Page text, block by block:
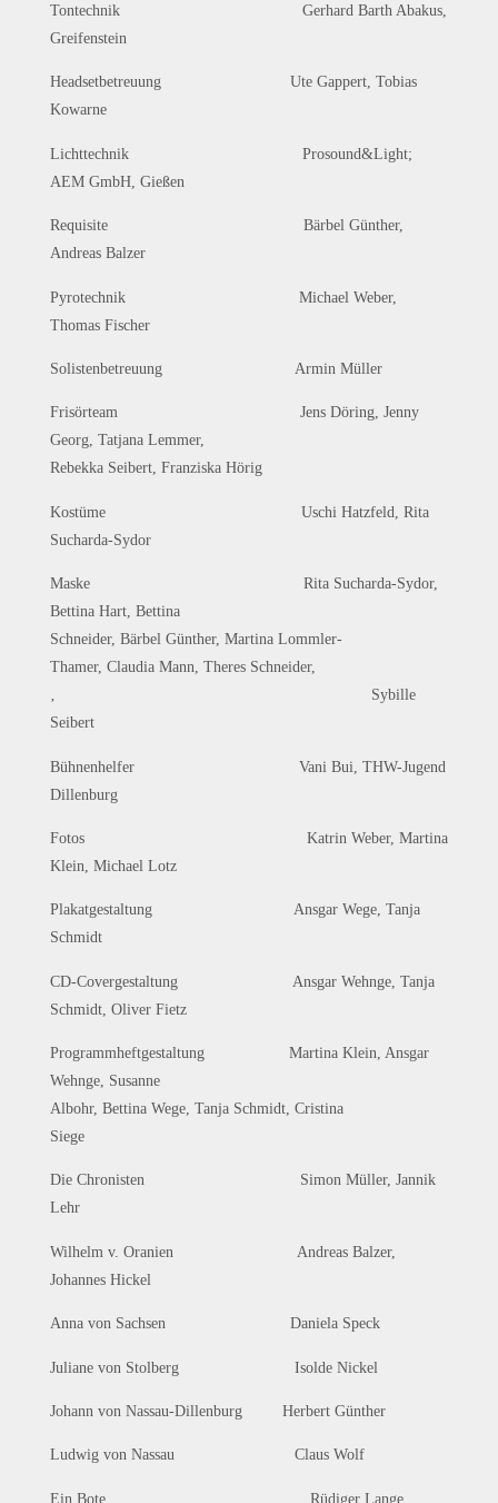
Tontechnik Gerhard Barth Abakus,
Greifenstein
Headsetbetreuung Ute Gappert, Tobias
Kowarne
Lichttechnik Prosound&Light;
AEM GmbH, Gießen
Requisite Bärbel Günther,
Andreas Balzer
Pyrotechnik Michael Weber,
Thomas Fischer
Solistenbetreuung Armin Müller
Frisörteam Jens Döring, Jenny
Georg, Tatjana Lemmer,
Rebekka Seibert, Franziska Hörig
Kostüme Uschi Hatzfeld, Rita
Sucharda-Sydor
Maske Rita Sucharda-Sydor,
Bettina Hart, Bettina
Schneider, Bärbel Günther, Martina Lommler-
Thamer, Claudia Mann, Theres Schneider,
‚ Sybille
Seibert
Bühnenhelfer Vani Bui, THW-Jugend
Dillenburg
Fotos Katrin Weber, Martina
Klein, Michael Lotz
Plakatgestaltung Ansgar Wege, Tanja
Schmidt
CD-Covergestaltung Ansgar Wehnge, Tanja
Schmidt, Oliver Fietz
Programmheftgestaltung Martina Klein, Ansgar
Wehnge, Susanne
Albohr, Bettina Wege, Tanja Schmidt, Cristina
Siege
Die Chronisten Simon Müller, Jannik
Lehr
Wilhelm v. Oranien Andreas Balzer,
Johannes Hickel
Anna von Sachsen Daniela Speck
Juliane von Stolberg Isolde Nickel
Johann von Nassau-Dillenburg Herbert Günther
Ludwig von Nassau Claus Wolf
Ein Bote Rüdiger Lange